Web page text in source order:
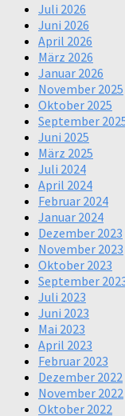
Juli 2026
Juni 2026
April 2026
März 2026
Januar 2026
November 2025
Oktober 2025
September
Juni 2025
März 2025
Juli 2024
April 2024
Februar 2024
Januar 2024
Dezember 2023
November 2023
Oktober 2023
September
Juli 2023
Juni 2023
Mai 2023
April 2023
Februar 2023
Dezember 2022
November 2022
Oktober 2022